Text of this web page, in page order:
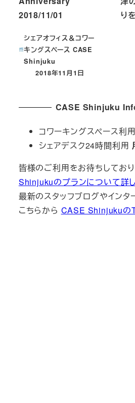
2018/11/01
シェアオフィス＆コワー
キングスペース CASE
Shinjuku
投稿日
2018年11月1日
り
CASE Shinjuku
コワーキングスペース利用
シェアデスク24時間利用
皆様のご利用をお待ちしており
Shinjukuのプランについて詳し
最新のスタッフブログやインタ
こちらから CASE Shinjukuの